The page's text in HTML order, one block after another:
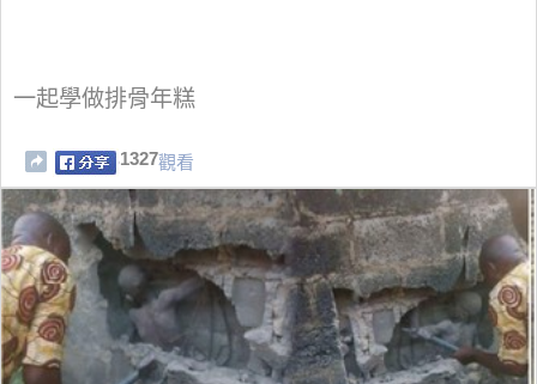
一起學做排骨年糕
1327觀看